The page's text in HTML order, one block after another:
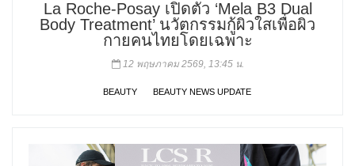
La Roche-Posay เปิดตัว ‘Mela B3 Dual
Body Treatment’ นวัตกรรมกู้ผิวใสเพื่อผิว
กายคนไทยโดยเฉพาะ
12 พฤษภาคม 2569, 13:45 น.
BEAUTY BEAUTY NEWS UPDATE